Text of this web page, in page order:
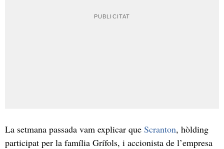
La setmana passada vam explicar que Scranton, hòlding
participat per la família Grífols, i accionista de l’empresa